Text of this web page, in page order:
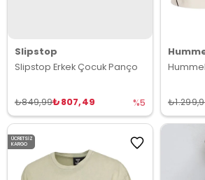
Slipstop
Slipstop Erkek Çocuk Panço
₺807,49
₺849,99 %5
ÜCRETSIZ
KARGO